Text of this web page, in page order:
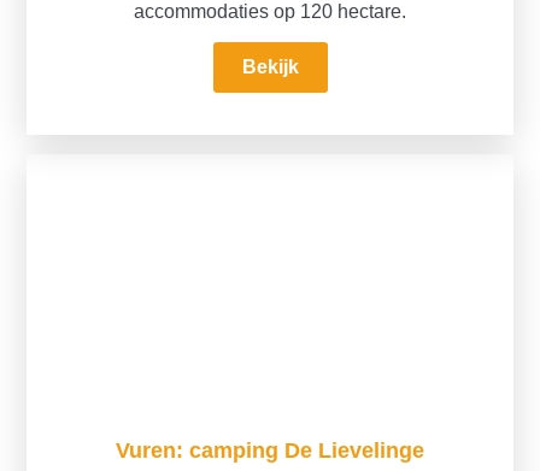
accommodaties op 120 hectare.
Bekijk
Vuren: camping De Lievelinge